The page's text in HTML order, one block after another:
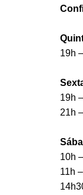
19h
19h
21h
10h
11h